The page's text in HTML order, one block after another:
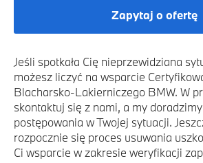
Zapytaj o ofertę
Jeśli spotkała Cię nieprzewidziana
możesz liczyć na wsparcie
Blacharsko-Lakierniczego BMW. W
skontaktuj się z nami, a my
postępowania w Twojej sytuacji.
rozpocznie się proces usuwania
Ci wsparcie w zakresie weryfikacji